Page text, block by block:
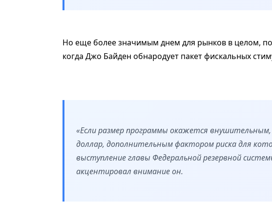
Но еще более значимым днем для рынков в целом,
когда Джо Байден обнародует пакет фискальных
«Если размер программы окажется
доллар, дополнительным фактором риска для
выступление главы Федеральной резервной
акцентировал внимание он.